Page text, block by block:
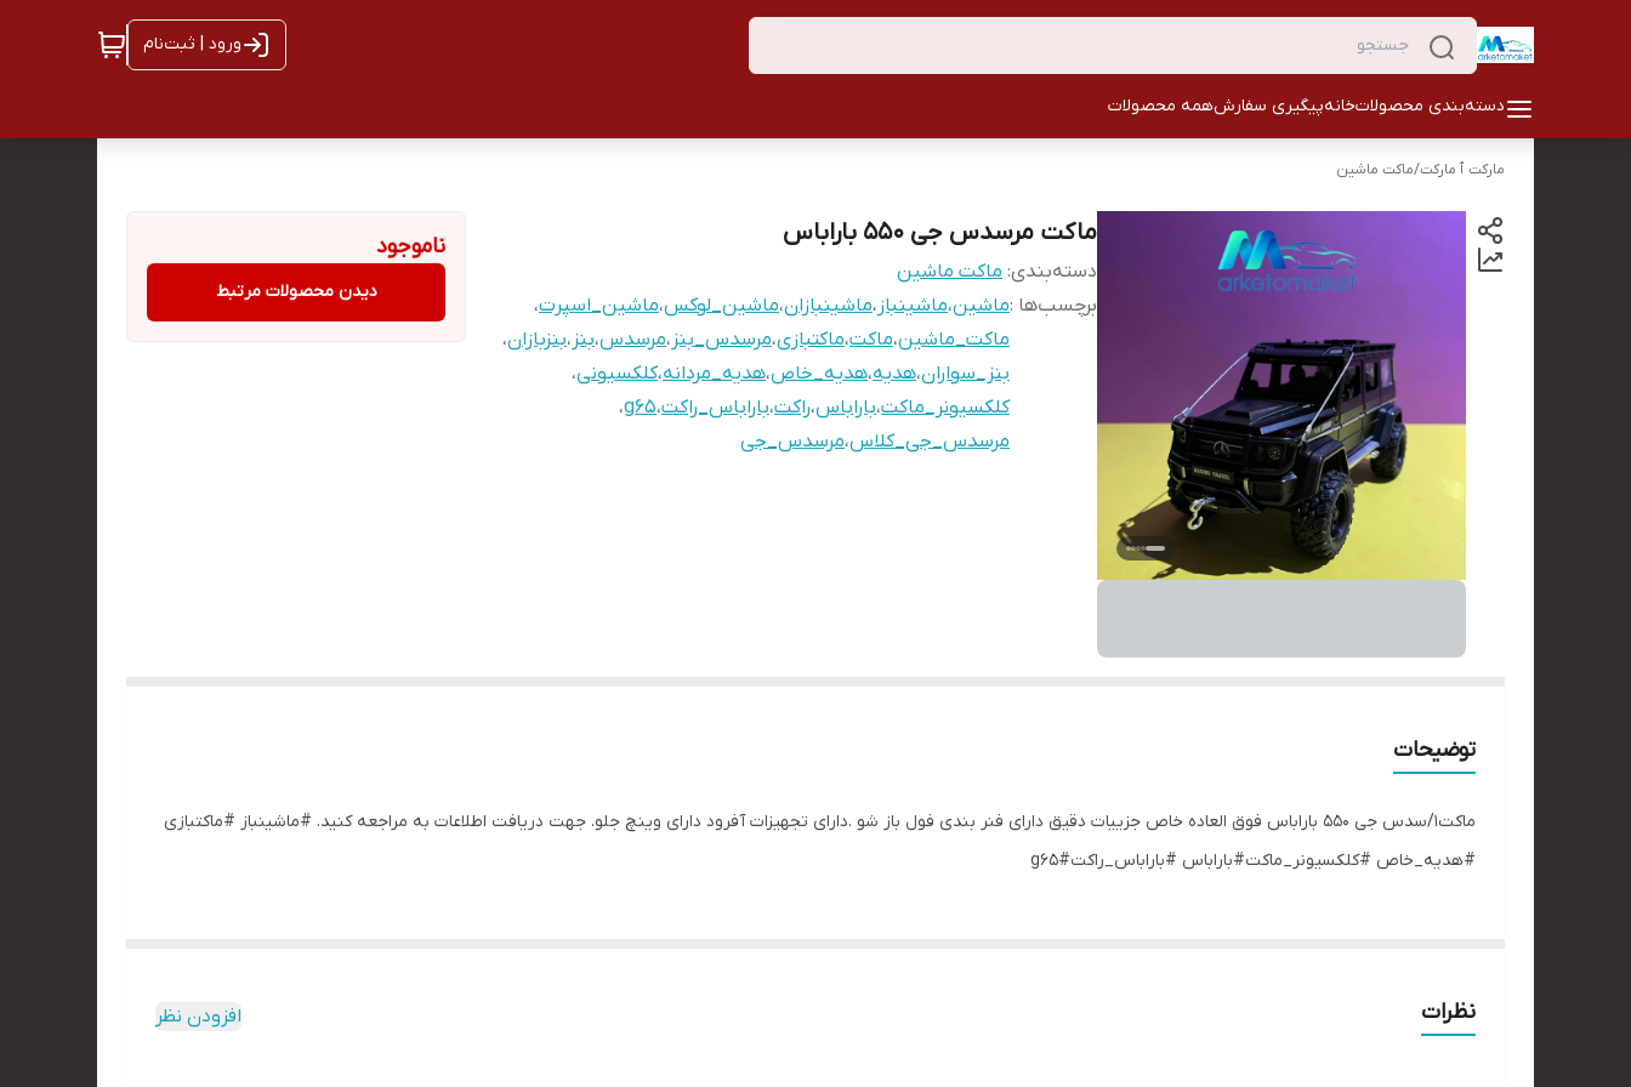
ورود | ثبت‌نام
دسته‌بندی محصولاتخانهپیگیری سفارشهمه محصولات
مارکت ٱ مارکت/ماکت ماشین
ماکت مرسدس جی ۵۵۰ باراباس
دسته‌بندی: ماکت ماشین
برچسب‌ها :ماشین،ماشینباز ،ماشینبازان،ماشین_لوکس،ماشین_اسپرت،
ماکت_ماشین،ماکت،ماکتبازی،مرسدس_بنز ،مرسدس،بنز ،بنزبازان،
بنز_سواران،هدیه،هدیه_خاص،هدیه_مردانه،کلکسیونی،
کلکسیونر_ماکت،باراباس،راکت،باراباس_راکت،g65،
مرسدس_جی_کلاس،مرسدس_جی
ناموجود
دیدن محصولات مرتبط
توضیحات
ماکت۱/سدس جی ۵۵۰ باراباس فوق العاده خاص جزییات دقیق دارای فنر بندی فول باز شو .دارای تجهیزات آفرود دارای وینچ جلو. جهت دریافت اطلاعات به مراجعه کنید. #ماشینباز #ماکتبازی
#هدیه_خاص #کلکسیونر_ماکت#باراباس #باراباس_راکت#g65
نظرات افزودن نظر